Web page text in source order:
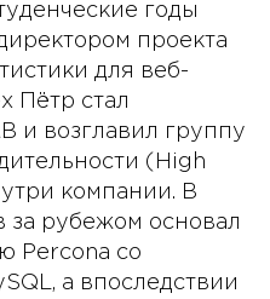
годы
проекта
для веб-
Пётр стал
и возглавил группу
(High
компании. В
за рубежом основал
Percona со
а впоследствии